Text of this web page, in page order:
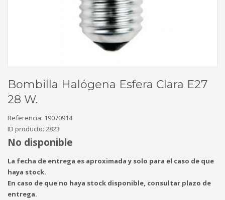
Bombilla Halógena Esfera Clara E27
28 W.
Referencia: 19070914
ID producto: 2823
No disponible
La fecha de entrega es aproximada y solo para el caso de que
haya stock.
En caso de que no haya stock disponible, consultar plazo de
entrega.